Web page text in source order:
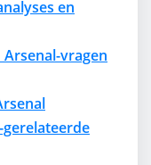
en
Arsenal-vragen